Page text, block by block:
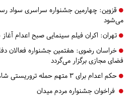
قزوین: چهارمین جشنواره سراسری سواد
می‌شود
تهران: اکران فیلم سینمایی صبح اعدام
خراسان رضوی: هفتمین جشنواره فعالان
فضای مجازی برگزار می‌گردد
حکم اعدام برای ۳ متهم حمله تروریستی شاهچراغ صادر شد
فراخوان جشنواره مردم میدان